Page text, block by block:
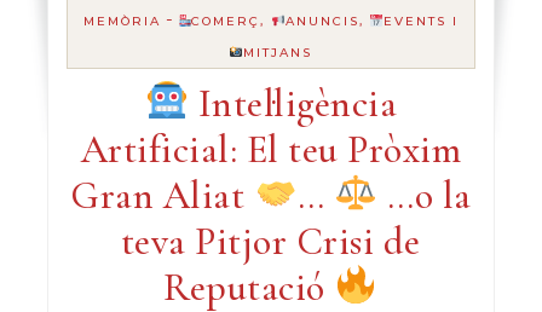
MEMÒRIA - COMERÇ, ANUNCIS,
EVENTS I
MITJANS
Intel·ligència
Artificial: El teu Pròxim
Gran Aliat
…
…o la
teva Pitjor Crisi de
Reputació